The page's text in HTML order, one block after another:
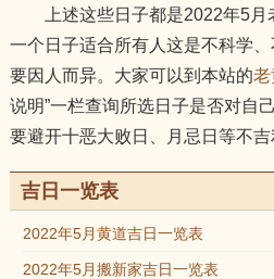
上述这些日子都是2022年5月
一个日子适合所有人这是不科学
要因人而异。大家可以到本站的老
说明”一栏查询所选日子是否对自
要避开十恶大败日、月忌日等不吉
吉日一览表
2022年5月黄道吉日一览表
2022年5月搬新家吉日一览表